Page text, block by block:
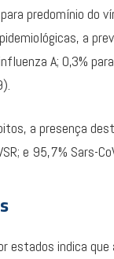
predomínio do
a
A; 0,3%
a presença
e 95,7% Sars-
estados indica